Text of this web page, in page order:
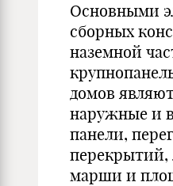
Основными
сборных
наземной
домов
наружные и
панели,
перекрытий,
марши и